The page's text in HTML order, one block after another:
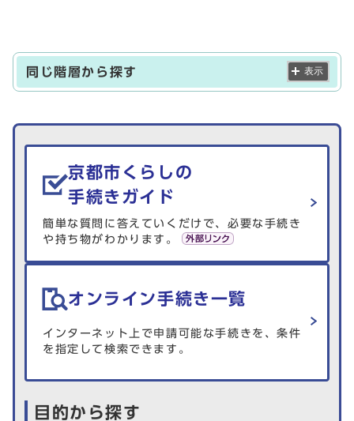
同じ階層から探す 表示
生活情報を探す
京都市くらしの
手続きガイド
簡単な質問に答えていくだけで、必要な手続き
や持ち物がわかります。
オンライン手続き一覧
インターネット上で申請可能な手続きを、条件
を指定して検索できます。
目的から探す